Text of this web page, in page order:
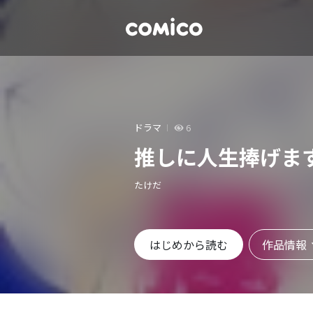
ドラマ 6
推しに人生捧げま
たけだ
はじめから読む 作品情報